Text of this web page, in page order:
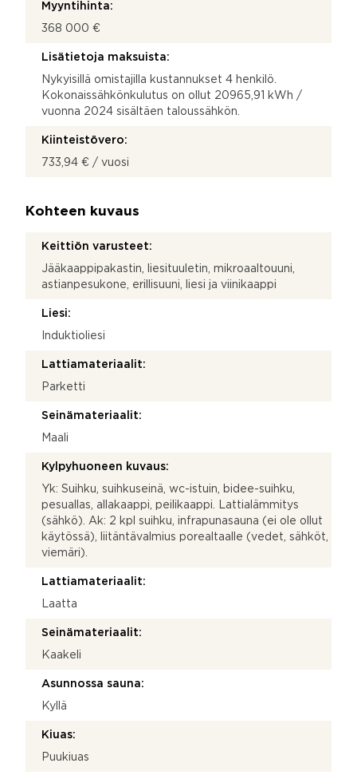
Myyntihinta:
368 000 €
Lisätietoja maksuista:
Nykyisillä omistajilla kustannukset 4 henkilö.
Kokonaissähkönkulutus on ollut 20965,91 kWh /
vuonna 2024 sisältäen taloussähkön.
Kiinteistövero:
733,94 € / vuosi
Kohteen kuvaus
Keittiön varusteet:
Jääkaappipakastin, liesituuletin, mikroaaltouuni,
astianpesukone, erillisuuni, liesi ja viinikaappi
Liesi:
Induktioliesi
Lattiamateriaalit:
Parketti
Seinämateriaalit:
Maali
Kylpyhuoneen kuvaus:
Yk: Suihku, suihkuseinä, wc-istuin, bidee-suihku,
pesuallas, allakaappi, peilikaappi. Lattialämmitys
(sähkö). Ak: 2 kpl suihku, infrapunasauna (ei ole ollut
käytössä), liitäntävalmius porealtaalle (vedet, sähköt,
viemäri).
Lattiamateriaalit:
Laatta
Seinämateriaalit:
Kaakeli
Asunnossa sauna:
Kyllä
Kiuas:
Puukiuas